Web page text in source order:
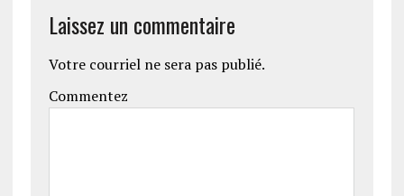
Laissez un commentaire
Votre courriel ne sera pas publié.
Commentez